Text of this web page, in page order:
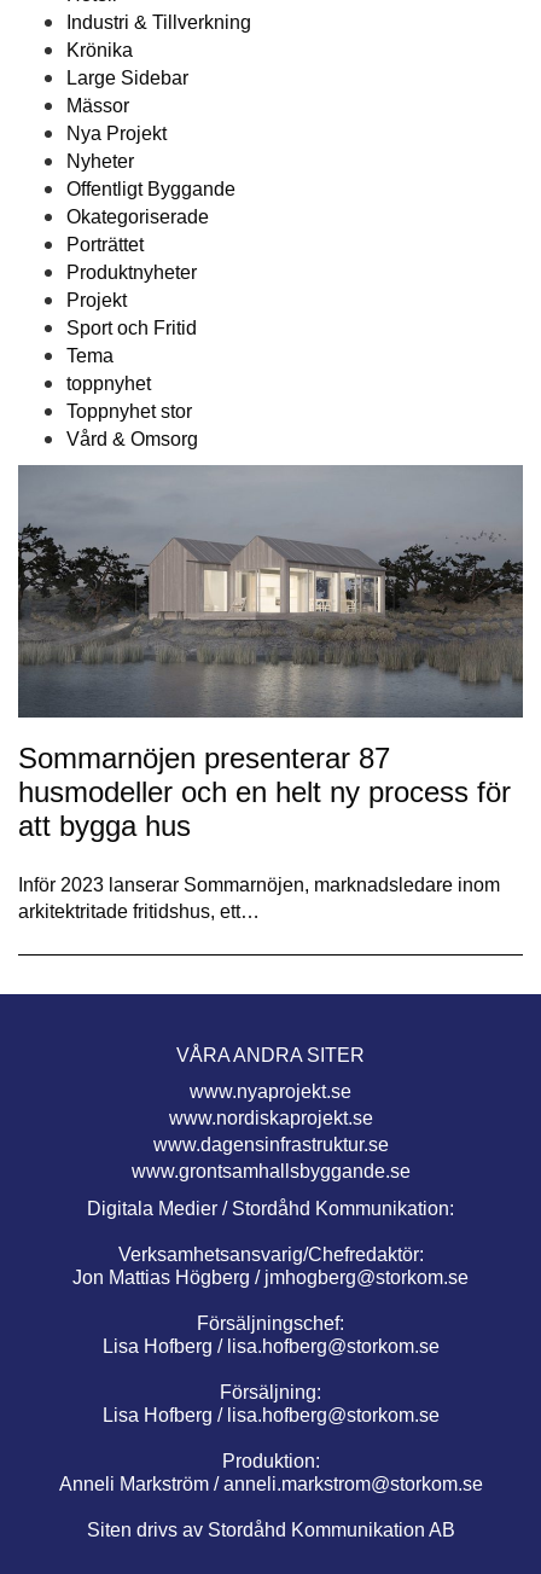
Industri & Tillverkning
Krönika
Large Sidebar
Mässor
Nya Projekt
Nyheter
Offentligt Byggande
Okategoriserade
Porträttet
Produktnyheter
Projekt
Sport och Fritid
Tema
toppnyhet
Toppnyhet stor
Vård & Omsorg
Sommarnöjen presenterar 87
husmodeller och en helt ny process för
att bygga hus
Inför 2023 lanserar Sommarnöjen, marknadsledare inom
arkitektritade fritidshus, ett…
VÅRA ANDRA SITER
www.nyaprojekt.se
www.nordiskaprojekt.se
www.dagensinfrastruktur.se
www.grontsamhallsbyggande.se
Digitala Medier / Stordåhd Kommunikation:
Verksamhetsansvarig/Chefredaktör:
Jon Mattias Högberg / jmhogberg@storkom.se
Försäljningschef:
Lisa Hofberg / lisa.hofberg@storkom.se
Försäljning:
Lisa Hofberg / lisa.hofberg@storkom.se
Produktion:
Anneli Markström /anneli.markstrom@storkom.se
Siten drivs av Stordåhd Kommunikation AB